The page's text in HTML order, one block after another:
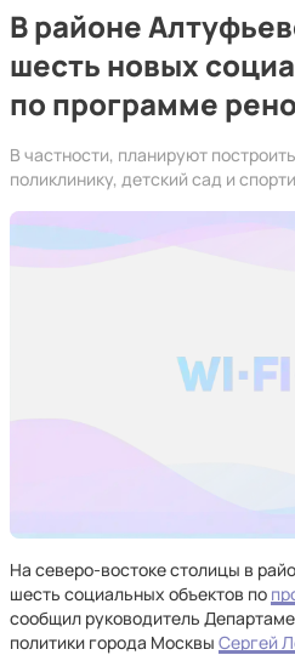
В районе
шесть новых
по программе
В частности, планируют
поликлинику, детский сад и
На северо-востоке столицы в
шесть социальных объектов по
сообщил руководитель
политики города Москвы Сергей